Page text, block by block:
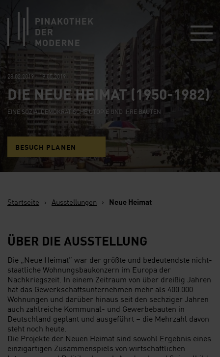
28.02.2019 - 19.05.2019
DIE NEUE HEIMAT (1950-1982)
EINE SOZIALDEMOKRATISCHE UTOPIE UND IHRE BAUTEN
BESUCH PLANEN
Startseite › Ausstellungen › Neue Heimat
ÜBER DIE AUSSTELLUNG
Die „Neue Heimat” war der größte und bedeutendste nicht-
staatliche Wohnungsbaukonzern im Europa der
Nachkriegszeit. In einem Zeitraum von über dreißig Jahren
hat das Gewerkschaftsunternehmen mehr als 400.000
Wohnungen und darüber hinaus seit den sechziger Jahren
auch zahlreiche Kommunal- und Gewerbebauten in
Deutschland geplant und ausgeführt – die Mehrzahl davon
steht noch heute.
Die Projekte der Neuen Heimat sind sowohl Ergebnis eines
einzigartigen Zusammenspiels von wirtschaftlichen